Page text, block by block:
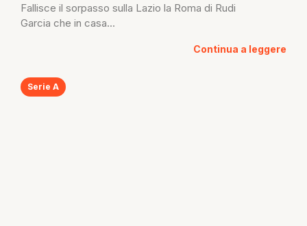
Fallisce il sorpasso sulla Lazio la Roma di Rudi
Garcia che in casa...
Continua a leggere
Serie A